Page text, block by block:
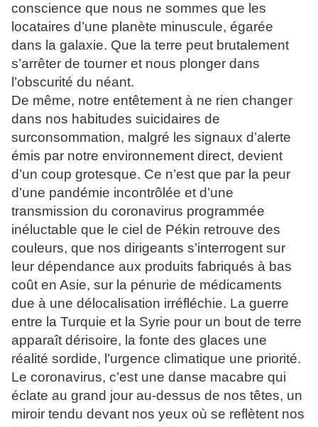
conscience que nous ne sommes que les
locataires d’une planète minuscule, égarée
dans la galaxie. Que la terre peut brutalement
s’arrêter de tourner et nous plonger dans
l’obscurité du néant.
De même, notre entêtement à ne rien changer
dans nos habitudes suicidaires de
surconsommation, malgré les signaux d’alerte
émis par notre environnement direct, devient
d’un coup grotesque. Ce n’est que par la peur
d’une pandémie incontrôlée et d’une
transmission du coronavirus programmée
inéluctable que le ciel de Pékin retrouve des
couleurs, que nos dirigeants s’interrogent sur
leur dépendance aux produits fabriqués à bas
coût en Asie, sur la pénurie de médicaments
due à une délocalisation irréfléchie. La guerre
entre la Turquie et la Syrie pour un bout de terre
apparaît dérisoire, la fonte des glaces une
réalité sordide, l’urgence climatique une priorité.
Le coronavirus, c’est une danse macabre qui
éclate au grand jour au-dessus de nos têtes, un
miroir tendu devant nos yeux où se reflètent nos